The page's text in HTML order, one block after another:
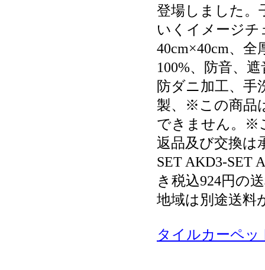
登場しました。
いくイメージ
40cm×40cm、
100%、防音、
防ダニ加工、手
製、※この商品
できません。※
返品及び交換は
SET AKD3-SET
き税込924円の
地域は別途送料
タイルカーペ